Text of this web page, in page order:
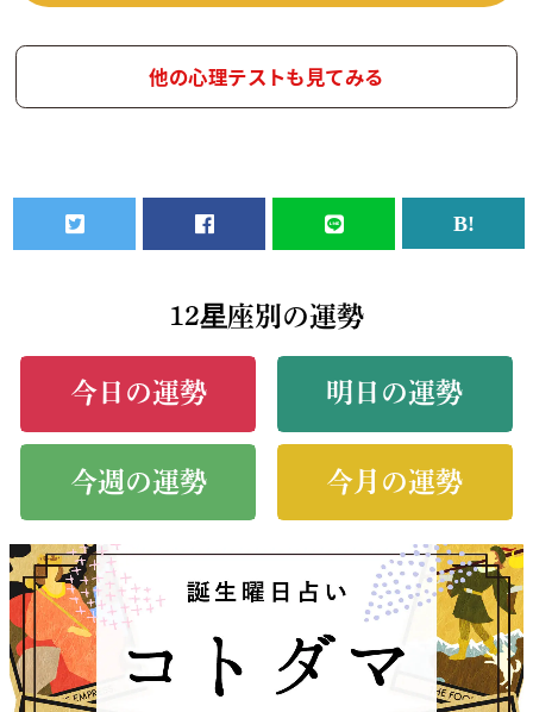
他の心理テストも見てみる
12星座別の運勢
今日の運勢 明日の運勢
今週の運勢 今月の運勢